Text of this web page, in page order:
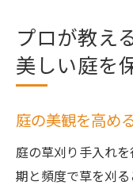
プロが教え
美しい庭を
庭の美観を高め
庭の草刈り手入れ
期と頻度で草を刈る